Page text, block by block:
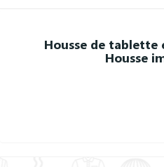
Housse de tablette
Housse